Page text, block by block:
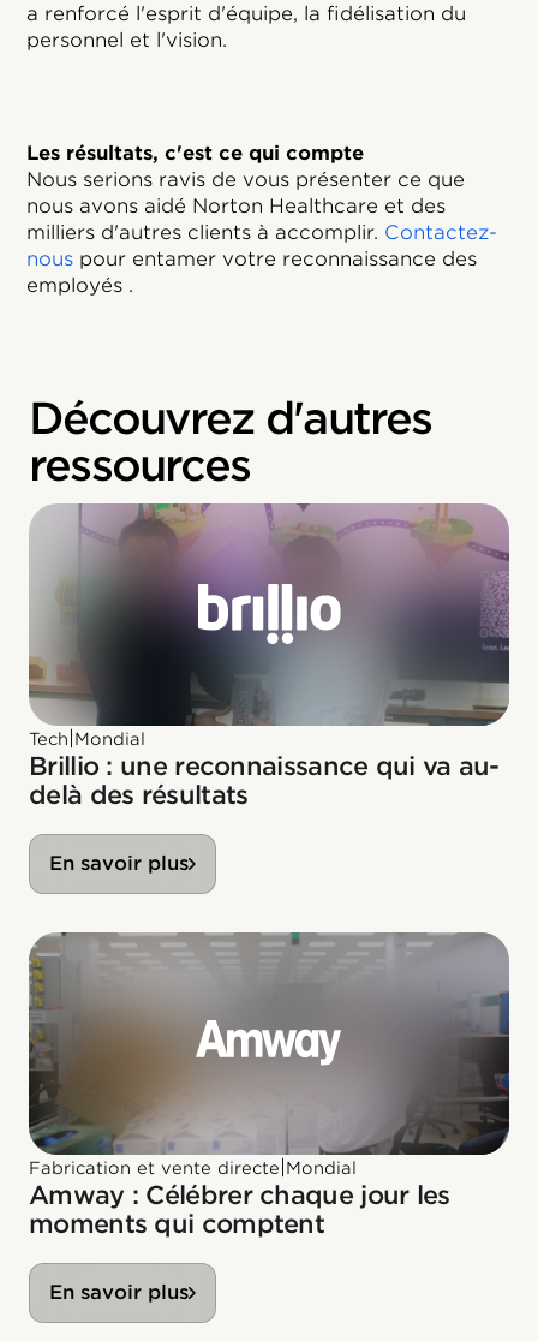
a renforcé l'esprit d'équipe, la fidélisation du
personnel et l'vision.
Les résultats, c'est ce qui compte
Nous serions ravis de vous présenter ce que
nous avons aidé Norton Healthcare et des
milliers d'autres clients à accomplir. Contactez-
nous pour entamer votre reconnaissance des
employés .
Découvrez d'autres
ressources
Tech Mondial
Brillio : une reconnaissance qui va au-
delà des résultats
En savoir plus
Fabrication et vente directe Mondial
Amway : Célébrer chaque jour les
moments qui comptent
En savoir plus